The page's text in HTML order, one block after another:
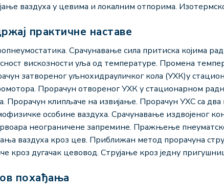
ваздуха у цевима и локалним отпорима.
практичне наставе
Срачунавање сила притиска којима
вискозности уља од температуре. Промена
затвореног уљнохидрауличког кола (УХК)у
Прорачун отвореног УХК у стационарном
Прорачун клипљаче на извијање. Прорачун УХС са
особине ваздуха. Срачунавање издвојеног
неограничене запремине. Пражњење
ваздуха кроз цев. Приближан метод прорачуна
кроз дугачак цевовод. Струјање кроз једну
похађања